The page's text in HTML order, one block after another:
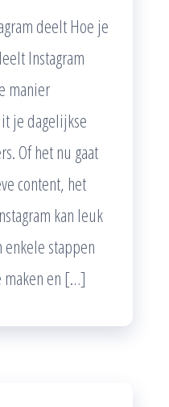
deelt Hoe je
Instagram
manier
je dagelijkse
Of het nu gaat
content, het
kan leuk
stappen
maken en […]